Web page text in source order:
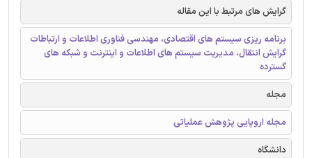
گرایش های مرتبط با این مقاله
برنامه ریزی سیستم های اقتصادی، مهندسی فناوری اطلاعات و ارتباطات
گرایش انتقال، مدیریت سیستم های اطلاعات و اینترنت و شبکه های
گسترده
مجله
مجله اروپایی پژوهش عملیاتی
دانشگاه